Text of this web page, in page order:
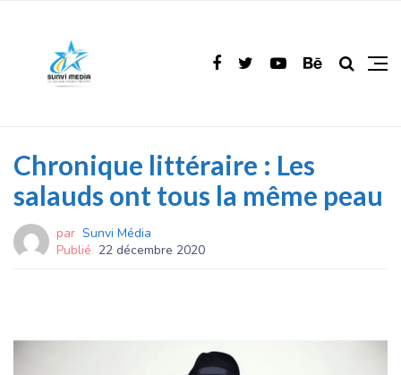
Chronique littéraire : Les
salauds ont tous la même peau
par Sunvi Média
Publié 22 décembre 2020